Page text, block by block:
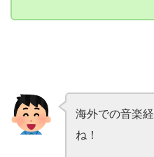
海外での音楽
ね！